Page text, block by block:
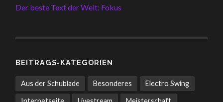
Der beste Text der Welt: Fokus
BEITRAGS-KATEGORIEN
Aus der Schublade Besonderes Electro Swing